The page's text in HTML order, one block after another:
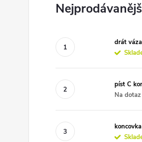
drát
píst C
Na dotaz